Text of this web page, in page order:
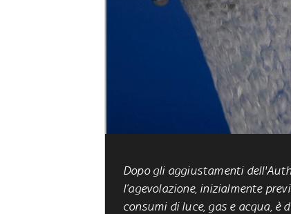
Dopo gli aggiustamenti
l’agevolazione, inizialmente
consumi di luce, gas e acqua,